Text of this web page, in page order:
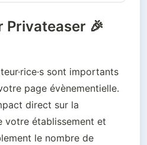
Privateaser 🎉
sont importants
page évènementielle.
direct sur la
votre établissement et
le nombre de